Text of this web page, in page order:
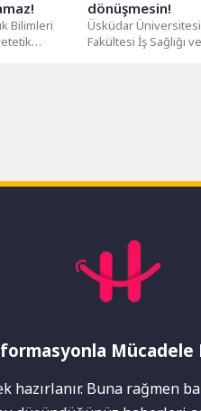
Bilimleri
dönüşmesin!
Üsküdar Üniversitesi
Fakültesi İş Sağlığı
Mücadele
Buna rağmen